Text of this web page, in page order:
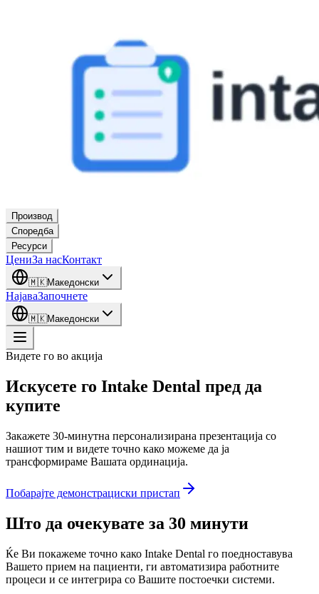
Производ
Споредба
Ресурси
ЦениЗа насКонтакт
🇲🇰Македонски
НајаваЗапочнете
🇲🇰Македонски
Видете го во акција
Искусете го Intake Dental пред да
купите
Закажете 30-минутна персонализирана презентација со
нашиот тим и видете точно како можеме да ја
трансформираме Вашата ординација.
Побарајте демонстрациски пристап
Што да очекувате за 30 минути
Ќе Ви покажеме точно како Intake Dental го поедноставува
Вашето прием на пациенти, ги автоматизира работните
процеси и се интегрира со Вашите постоечки системи.